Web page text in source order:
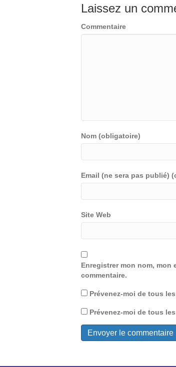
Laissez un
Commentaire
Nom (obligatoire)
Email (ne sera pas publié)
Site Web
Enregistrer mon nom, mon
commentaire.
Prévenez-moi de tous
Prévenez-moi de tous